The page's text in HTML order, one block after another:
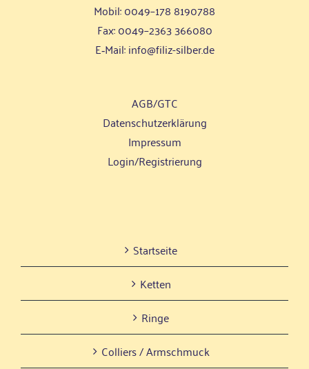
Mobil: 0049–178 8190788
Fax: 0049–2363 366080
E‑Mail:info@filiz-silber.de
AGB/GTC
Daten­schutz­er­klä­rung
Impres­sum
Login/Registrierung
Start­sei­te
Ket­ten
Rin­ge
Col­liers / Armschmuck